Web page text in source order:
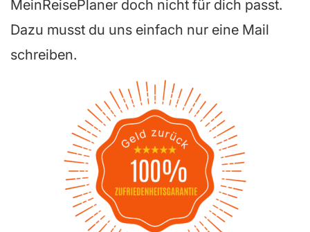
MeinReisePlaner doch nicht für dich passt.
Dazu musst du uns einfach nur eine Mail
schreiben.